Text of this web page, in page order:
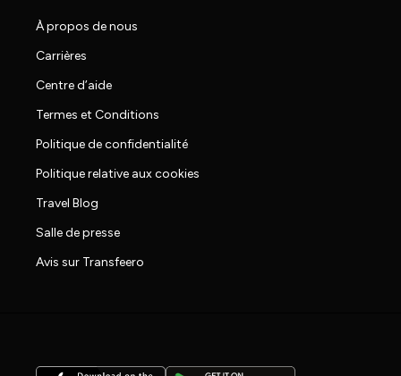
À propos de nous
Carrières
Centre d’aide
Termes et Conditions
Politique de confidentialité
Politique relative aux cookies
Travel Blog
Salle de presse
Avis sur Transfeero